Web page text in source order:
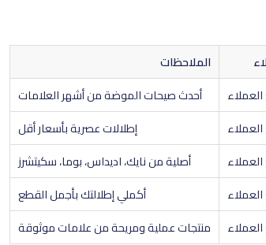
الملاحظات
أحدث صيحات الموضة من أشهر العلامات
إطلالات عصرية بأسعار أقل
أصلية من نايك، اديداس، بوما، سكيتشرز
أكملي إطلالتك بأجمل القطع
منتجات عملية ومريحة من علامات موثوقة